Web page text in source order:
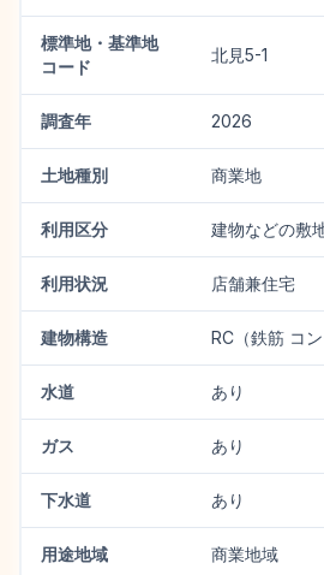
標準地・基準地
コード
北見5-1
調査年 2026
土地種別 商業地
利用区分 建物などの敷
利用状況 店舗兼住宅
建物構造 RC（鉄筋 コン
水道 あり
ガス あり
下水道 あり
用途地域 商業地域